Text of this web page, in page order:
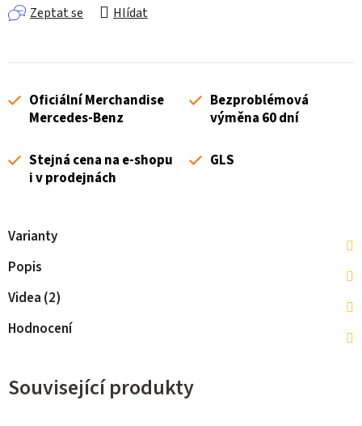
Zeptat se Hlídat
Oficiální Merchandise
Mercedes-Benz
Bezproblémová
výměna 60 dní
Stejná cena na e-shopu
i v prodejnách
GLS
Varianty
Popis
Videa (2)
Hodnocení
Související produkty